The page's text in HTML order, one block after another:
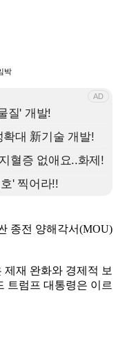
박
종전 양해각서(MOU)
재 완화와 경제적 보
트럼프 대통령은 이르